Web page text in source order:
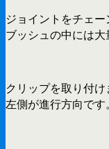
ジョイントをチェー
ブッシュの中には大
クリップを取り付け
左側が進行方向です。